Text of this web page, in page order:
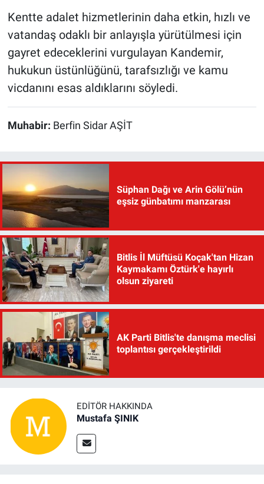
Kentte adalet hizmetlerinin daha etkin, hızlı ve
vatandaş odaklı bir anlayışla yürütülmesi için
gayret edeceklerini vurgulayan Kandemir,
hukukun üstünlüğünü, tarafsızlığı ve kamu
vicdanını esas aldıklarını söyledi.
Muhabir: Berfin Sidar AŞİT
Süphan Dağı ve Arin Gölü’nün
eşsiz günbatımı manzarası
Bitlis İl Müftüsü Koçak'tan Hizan
Kaymakamı Öztürk'e hayırlı
olsun ziyareti
AK Parti Bitlis'te danışma meclisi
toplantısı gerçekleştirildi
EDITÖR HAKKINDA
Mustafa ŞINIK